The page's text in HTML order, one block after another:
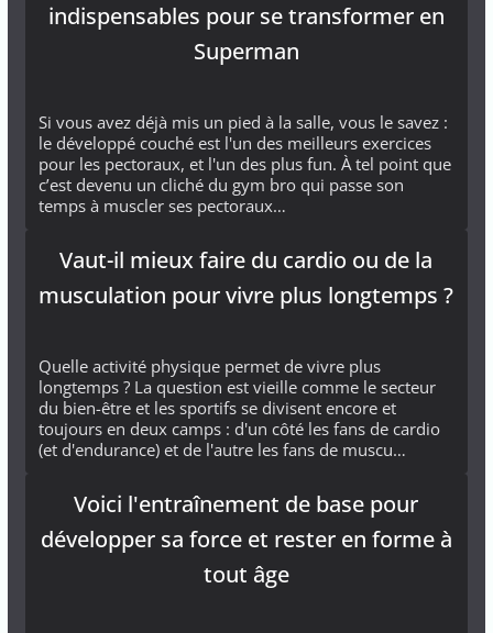
indispensables pour se transformer en
Superman
Si vous avez déjà mis un pied à la salle, vous le savez :
le développé couché est l'un des meilleurs exercices
pour les pectoraux, et l'un des plus fun. À tel point que
c’est devenu un cliché du gym bro qui passe son
temps à muscler ses pectoraux…
Vaut-il mieux faire du cardio ou de la
musculation pour vivre plus longtemps ?
Quelle activité physique permet de vivre plus
longtemps ? La question est vieille comme le secteur
du bien-être et les sportifs se divisent encore et
toujours en deux camps : d'un côté les fans de cardio
(et d'endurance) et de l'autre les fans de muscu…
Voici l'entraînement de base pour
développer sa force et rester en forme à
tout âge